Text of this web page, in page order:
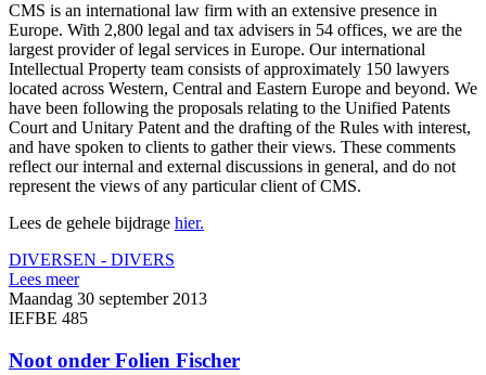
CMS is an international law firm with an extensive presence in
Europe. With 2,800 legal and tax advisers in 54 offices, we are the
largest provider of legal services in Europe. Our international
Intellectual Property team consists of approximately 150 lawyers
located across Western, Central and Eastern Europe and beyond. We
have been following the proposals relating to the Unified Patents
Court and Unitary Patent and the drafting of the Rules with interest,
and have spoken to clients to gather their views. These comments
reflect our internal and external discussions in general, and do not
represent the views of any particular client of CMS.
Lees de gehele bijdrage hier.
DIVERSEN - DIVERS
Lees meer
Maandag 30 september 2013
IEFBE 485
Noot onder Folien Fischer